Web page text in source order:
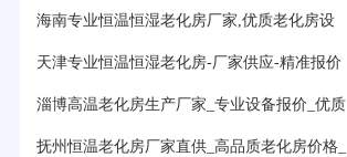
海南专业恒温恒湿老化房厂家,优质老化房设
天津专业恒温恒湿老化房-厂家供应-精准报价
淄博高温老化房生产厂家_专业设备报价_优质
抚州恒温老化房厂家直供_高品质老化房价格_